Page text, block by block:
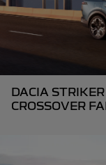
DACIA
CROSSOVER